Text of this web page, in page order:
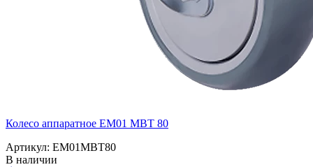
Колесо аппаратное EM01 MBT 80
Артикул: EM01MBT80
В наличии